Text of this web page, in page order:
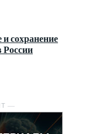
и сохранение
России
―